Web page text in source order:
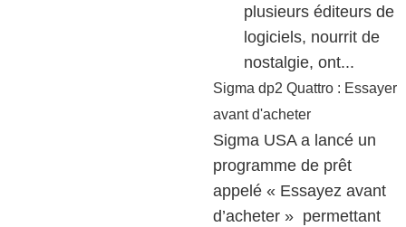
plusieurs éditeurs de
logiciels, nourrit de
nostalgie, ont...
Sigma dp2 Quattro : Essayer
avant d'acheter
Sigma USA a lancé un
programme de prêt
appelé « Essayez avant
d’acheter » permettant